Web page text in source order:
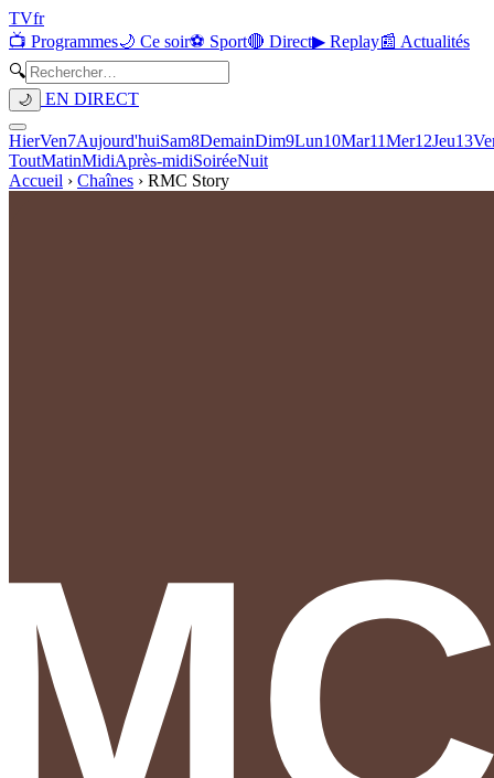
TVfr
📺 Programmes🌙 Ce soir⚽ Sport🔴 Direct▶ Replay📰 Actualités
🔍
🌙 EN DIRECT
HierVen7Aujourd'huiSam8DemainDim9Lun10Mar11Mer12Jeu13
ToutMatinMidiAprès-midiSoiréeNuit
Accueil › Chaînes › RMC Story